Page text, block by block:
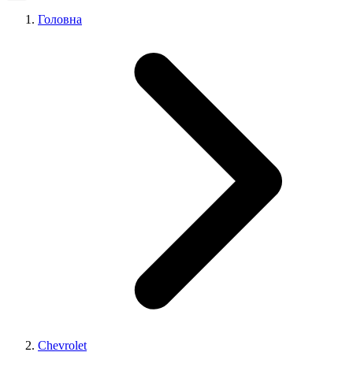
Головна
Chevrolet